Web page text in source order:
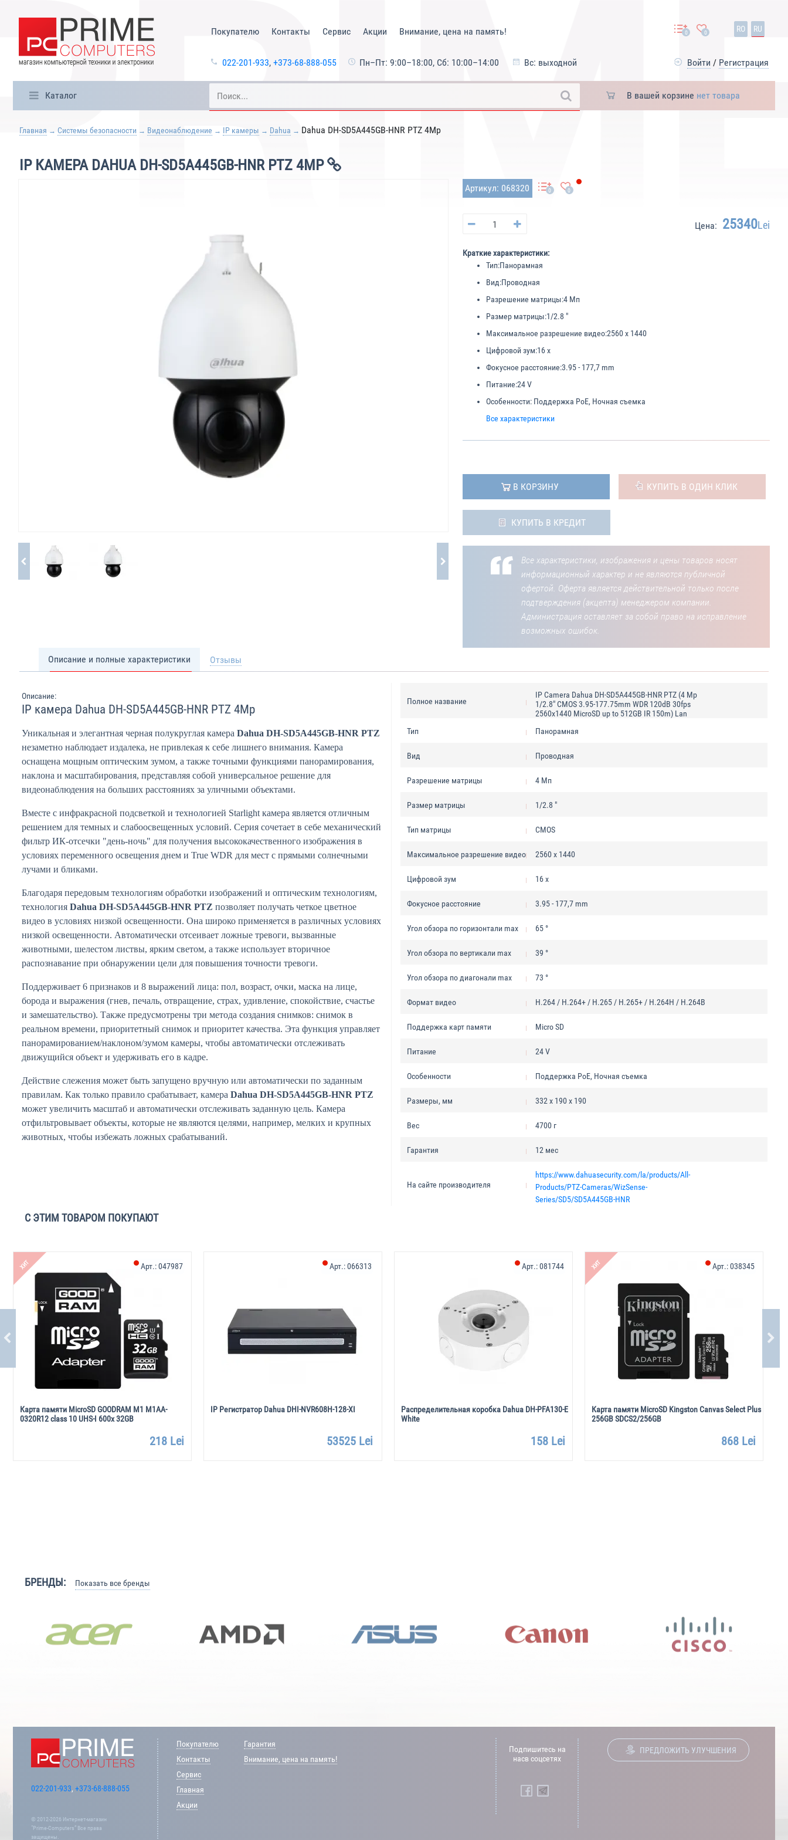
Покупателю Контакты Сервис Акции Внимание, цена на память!
022-201-933, +373-68-888-055 Пн–Пт: 9:00–18:00, Сб: 10:00–14:00 Вс: выходной
0 0 RO RU
Войти / Регистрация
Каталог В вашей корзине нет товара
Главная Системы безопасности Видеонаблюдение IP камеры Dahua Dahua DH-SD5A445GB-HNR PTZ 4Mp
IP КАМЕРА DAHUA DH-SD5A445GB-HNR PTZ 4MP
Артикул: 068320 0 0
Цена: 25340Lei
Краткие характеристики:
Тип:Панорамная
Вид:Проводная
Разрешение матрицы:4 Мп
Размер матрицы:1/2.8 "
Максимальное разрешение видео:2560 x 1440
Цифровой зум:16 x
Фокусное расстояние:3.95 - 177,7 mm
Питание:24 V
Особенности:Поддержка PoE, Ночная съемка
Все характеристики
В КОРЗИНУ КУПИТЬ В ОДИН КЛИК
КУПИТЬ В КРЕДИТ
Все характеристики, изображения и цены товаров носят
информационный характер и не являются публичной
офертой. Оферта является действительной только после
подтверждения (акцепта) менеджером компании.
Администрация оставляет за собой право на исправление
возможных ошибок.
Описание и полные характеристики Отзывы
Описание:
IP камера Dahua DH-SD5A445GB-HNR PTZ 4Mp
Уникальная и элегантная черная полукруглая камера Dahua DH-SD5A445GB-HNR PTZ
незаметно наблюдает издалека, не привлекая к себе лишнего внимания. Камера
оснащена мощным оптическим зумом, а также точными функциями панорамирования,
наклона и масштабирования, представляя собой универсальное решение для
видеонаблюдения на больших расстояниях за уличными объектами.
Вместе с инфракрасной подсветкой и технологией Starlight камера является отличным
решением для темных и слабоосвещенных условий. Серия сочетает в себе механический
фильтр ИК-отсечки "день-ночь" для получения высококачественного изображения в
условиях переменного освещения днем и True WDR для мест с прямыми солнечными
лучами и бликами.
Благодаря передовым технологиям обработки изображений и оптическим технологиям,
технология Dahua DH-SD5A445GB-HNR PTZ позволяет получать четкое цветное
видео в условиях низкой освещенности. Она широко применяется в различных условиях
низкой освещенности. Автоматически отсеивает ложные тревоги, вызванные
животными, шелестом листвы, ярким светом, а также использует вторичное
распознавание при обнаружении цели для повышения точности тревоги.
Поддерживает 6 признаков и 8 выражений лица: пол, возраст, очки, маска на лице,
борода и выражения (гнев, печаль, отвращение, страх, удивление, спокойствие, счастье
и замешательство). Также предусмотрены три метода создания снимков: снимок в
реальном времени, приоритетный снимок и приоритет качества. Эта функция управляет
панорамированием/наклоном/зумом камеры, чтобы автоматически отслеживать
движущийся объект и удерживать его в кадре.
Действие слежения может быть запущено вручную или автоматически по заданным
правилам. Как только правило срабатывает, камера Dahua DH-SD5A445GB-HNR PTZ
может увеличить масштаб и автоматически отслеживать заданную цель. Камера
отфильтровывает объекты, которые не являются целями, например, мелких и крупных
животных, чтобы избежать ложных срабатываний.
Полное название
IP Camera Dahua DH-SD5A445GB-HNR PTZ (4 Mp
1/2.8" CMOS 3.95-177.75mm WDR 120dB 30fps
2560x1440 MicroSD up to 512GB IR 150m) Lan
Тип
Панорамная
Вид Проводная
Разрешение матрицы 4 Мп
Размер матрицы 1/2.8 "
Тип матрицы CMOS
Максимальное разрешение видео 2560 x 1440
Цифровой зум 16 x
Фокусное расстояние 3.95 - 177,7 mm
Угол обзора по горизонтали max 65 °
Угол обзора по вертикали max 39 °
Угол обзора по диагонали max 73 °
Формат видео H.264 / H.264+ / H.265 / H.265+ / H.264Н / H.264B
Поддержка карт памяти Micro SD
Питание 24 V
Особенности Поддержка PoE, Ночная съемка
Размеры, мм 332 х 190 х 190
Вес 4700 г
Гарантия 12 мес
На сайте производителя
https://www.dahuasecurity.com/la/products/All-
Products/PTZ-Cameras/WizSense-
Series/SD5/SD5A445GB-HNR
С ЭТИМ ТОВАРОМ ПОКУПАЮТ
ХИТ
Карта памяти MicroSD GOODRAM M1 M1AA-
0320R12 class 10 UHS-I 600x 32GB
Арт.:047987
218 Lei
IP Регистратор Dahua DHI-NVR608H-128-XI
Арт.:066313
53525 Lei
Распределительная коробка Dahua DH-PFA130-E
White
Арт.:081744
158 Lei
ХИТ
Карта памяти MicroSD Kingston Canvas Select Plus
256GB SDCS2/256GB
Арт.:038345
868 Lei
БРЕНДЫ: Показать все бренды
022-201-933, +373-68-888-055
© 2012-2026 Интернет-магазин
“Prime-Computers” Все права
защищены.
Покупателю
Контакты
Сервис
Главная
Акции
Гарантия
Внимание, цена на память!
Подпишитесь на
насв соцсетях
ПРЕДЛОЖИТЬ УЛУЧШЕНИЯ